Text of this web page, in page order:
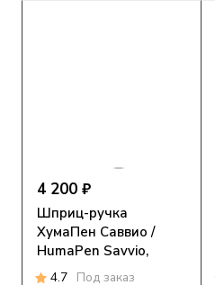
4 200 ₽
Шприц-ручка
ХумаПен Саввио /
HumaPen Savvio,
красная
4.7 Под заказ